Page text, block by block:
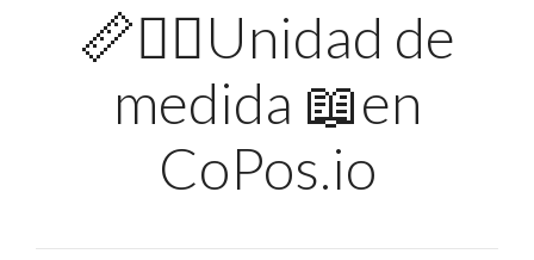
📏✍🏻Unidad de
medida 📖en
CoPos.io